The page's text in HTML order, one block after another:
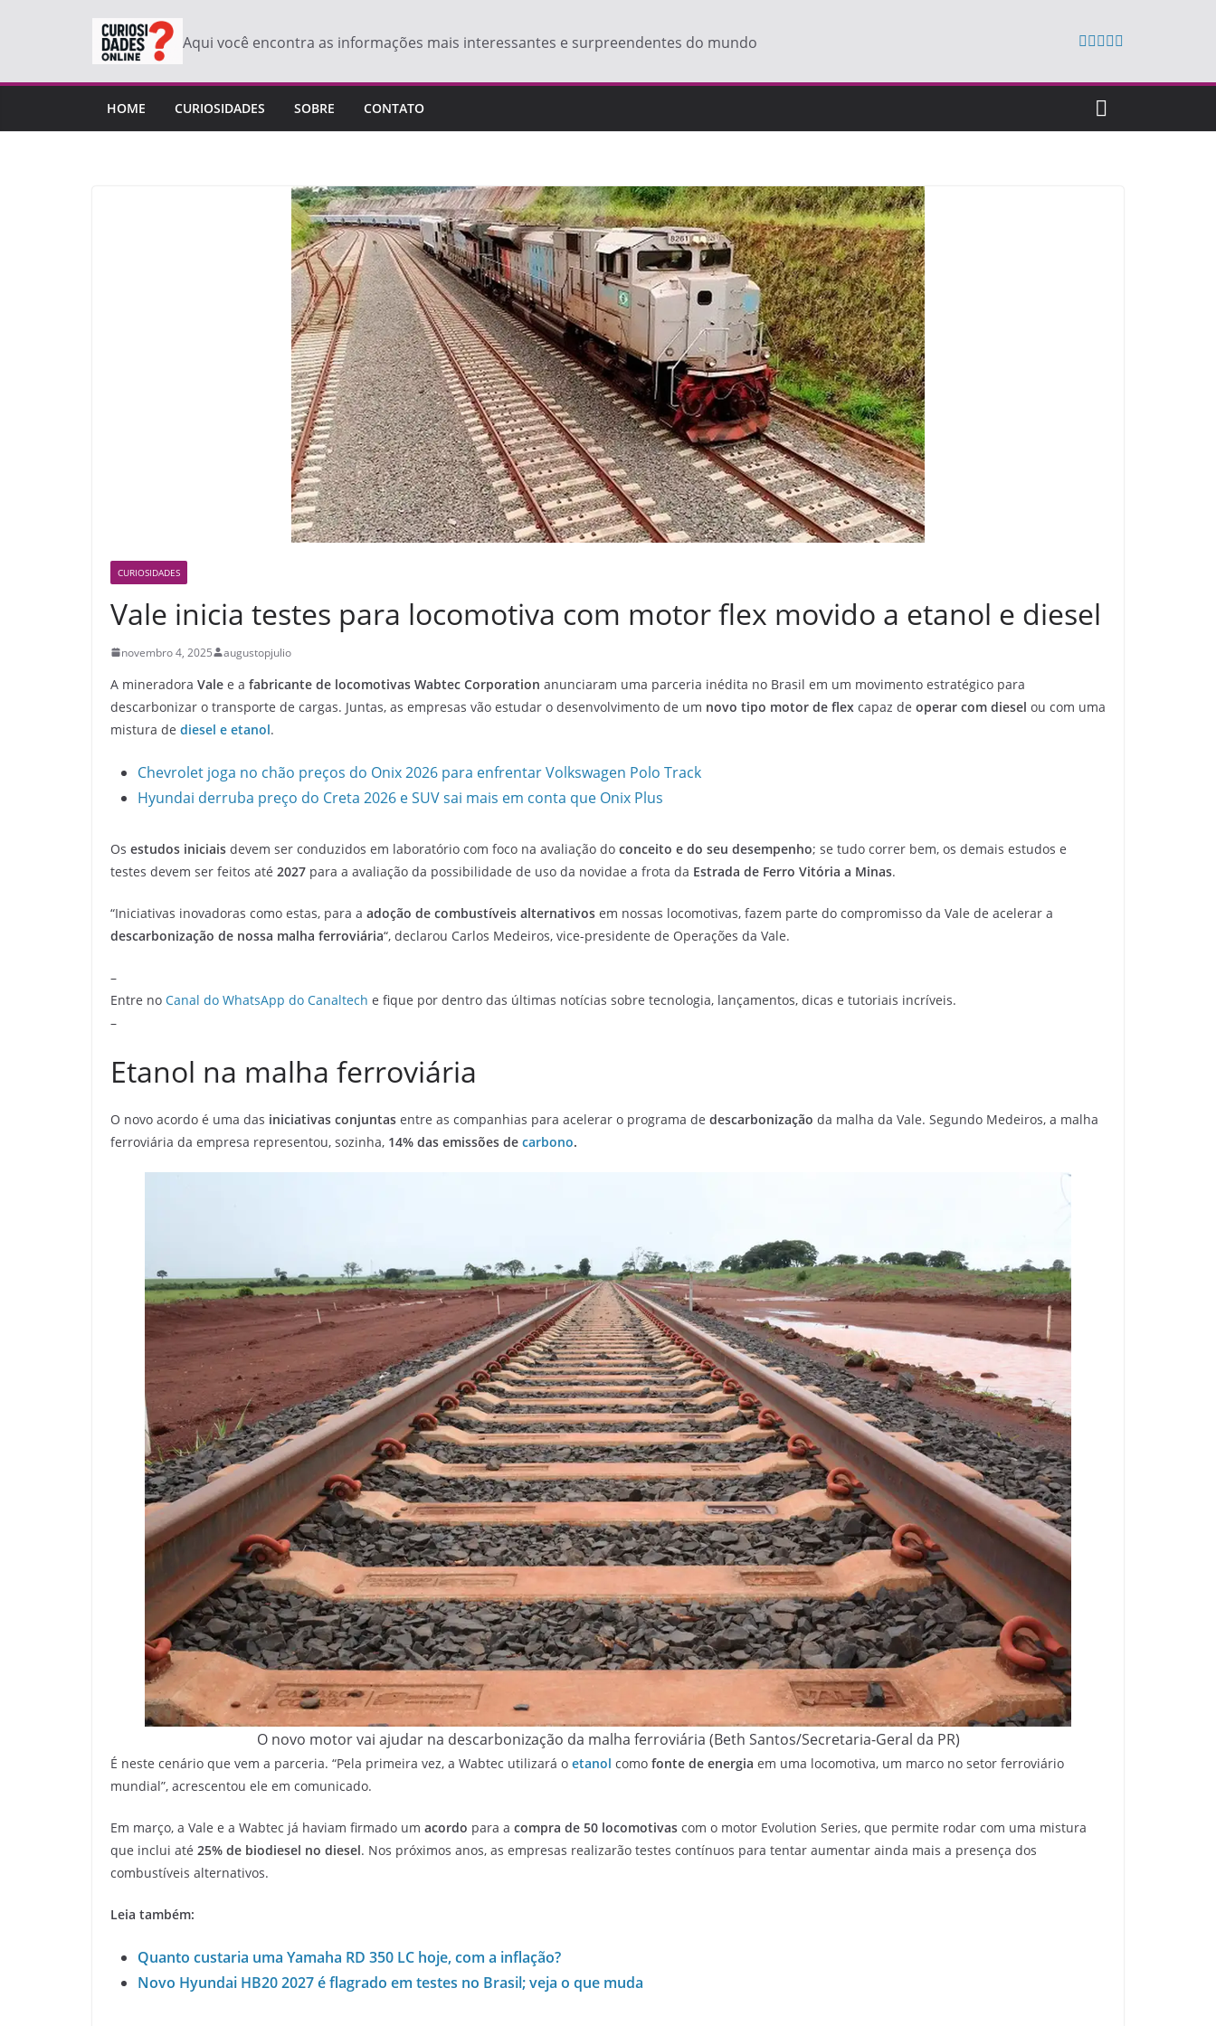
conteúdo
Aqui você encontra as informações mais interessantes e surpreendentes do mundo
HOME CURIOSIDADES SOBRE CONTATO
CURIOSIDADES
Vale inicia testes para locomotiva com motor flex movido a etanol e diesel
novembro 4, 2025 augustopjulio
A mineradora Vale e a fabricante de locomotivas Wabtec Corporation anunciaram uma parceria inédita no Brasil em um movimento estratégico para
descarbonizar o transporte de cargas. Juntas, as empresas vão estudar o desenvolvimento de um novo tipo motor de flex capaz de operar com diesel ou com uma
mistura de diesel e etanol.
Chevrolet joga no chão preços do Onix 2026 para enfrentar Volkswagen Polo Track
Hyundai derruba preço do Creta 2026 e SUV sai mais em conta que Onix Plus
Os estudos iniciais devem ser conduzidos em laboratório com foco na avaliação do conceito e do seu desempenho; se tudo correr bem, os demais estudos e
testes devem ser feitos até 2027 para a avaliação da possibilidade de uso da novidae a frota da Estrada de Ferro Vitória a Minas.
“Iniciativas inovadoras como estas, para a adoção de combustíveis alternativos em nossas locomotivas, fazem parte do compromisso da Vale de acelerar a
descarbonização de nossa malha ferroviária“, declarou Carlos Medeiros, vice-presidente de Operações da Vale.
–
Entre no Canal do WhatsApp do Canaltech e fique por dentro das últimas notícias sobre tecnologia, lançamentos, dicas e tutoriais incríveis.
–
Etanol na malha ferroviária
O novo acordo é uma das iniciativas conjuntas entre as companhias para acelerar o programa de descarbonização da malha da Vale. Segundo Medeiros, a malha
ferroviária da empresa representou, sozinha, 14% das emissões de carbono.
O novo motor vai ajudar na descarbonização da malha ferroviária (Beth Santos/Secretaria-Geral da PR)
É neste cenário que vem a parceria. “Pela primeira vez, a Wabtec utilizará o etanol como fonte de energia em uma locomotiva, um marco no setor ferroviário
mundial”, acrescentou ele em comunicado.
Em março, a Vale e a Wabtec já haviam firmado um acordo para a compra de 50 locomotivas com o motor Evolution Series, que permite rodar com uma mistura
que inclui até 25% de biodiesel no diesel. Nos próximos anos, as empresas realizarão testes contínuos para tentar aumentar ainda mais a presença dos
combustíveis alternativos.
Leia também:
Quanto custaria uma Yamaha RD 350 LC hoje, com a inflação?
Novo Hyundai HB20 2027 é flagrado em testes no Brasil; veja o que muda